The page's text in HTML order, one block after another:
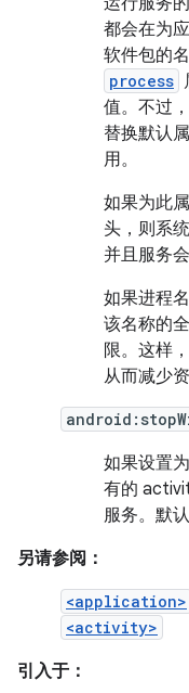
都会在为
软件包的名
process
值。不过
替换默认
用。
如果为此
头，则系
并且服务
如果进程
该名称的
限。这样
从而减少
如果设置为
有的
服务。默
另请参阅：
<application>
<activity>
引入于：